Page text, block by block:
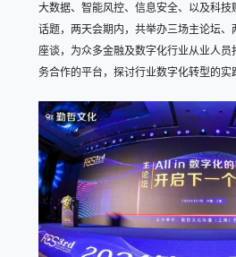
大数据、智能风控、信息安全、以及科技
话题，两天会期内，共举办三场主论坛
座谈，为众多金融及数字化行业从业人
务合作的平台，探讨行业数字化转型的实